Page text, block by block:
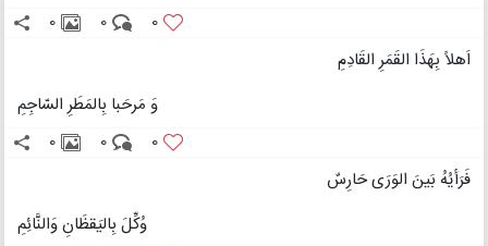
0
0
0
اَهلاً بِهَذَا القَمَرِ القَادِمِ
وَ مَرحَبا بِالمَطَرِ السّاجِمِ
0
0
0
فَرَأیُهُ بَینَ الوَرَی حَارِسٌ
وُکِّلَ بِالیَقظَانِ وَالنَّائِمِ